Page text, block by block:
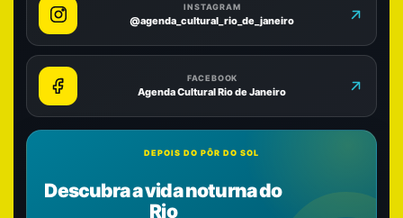
INSTAGRAM
@agenda_cultural_rio_de_janeiro
FACEBOOK
Agenda Cultural Rio de Janeiro
DEPOIS DO PÔR DO SOL
Descubra a vida noturna do
Rio